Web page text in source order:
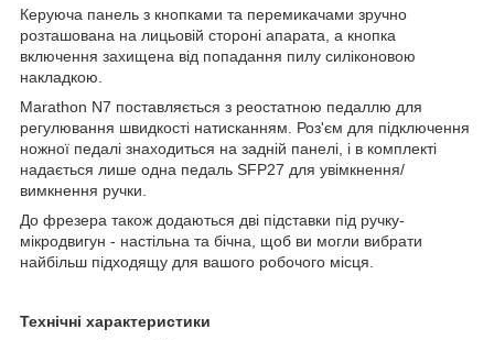
Керуюча панель з кнопками та перемикачами зручно
розташована на лицьовій стороні апарата, а кнопка
включення захищена від попадання пилу силіконовою
накладкою.
Marathon N7 поставляється з реостатною педаллю для
регулювання швидкості натисканням. Роз'єм для підключення
ножної педалі знаходиться на задній панелі, і в комплекті
надається лише одна педаль SFP27 для увімкнення/
вимкнення ручки.
До фрезера також додаються дві підставки під ручку-
мікродвигун - настільна та бічна, щоб ви могли вибрати
найбільш підходящу для вашого робочого місця.
Технічні характеристики